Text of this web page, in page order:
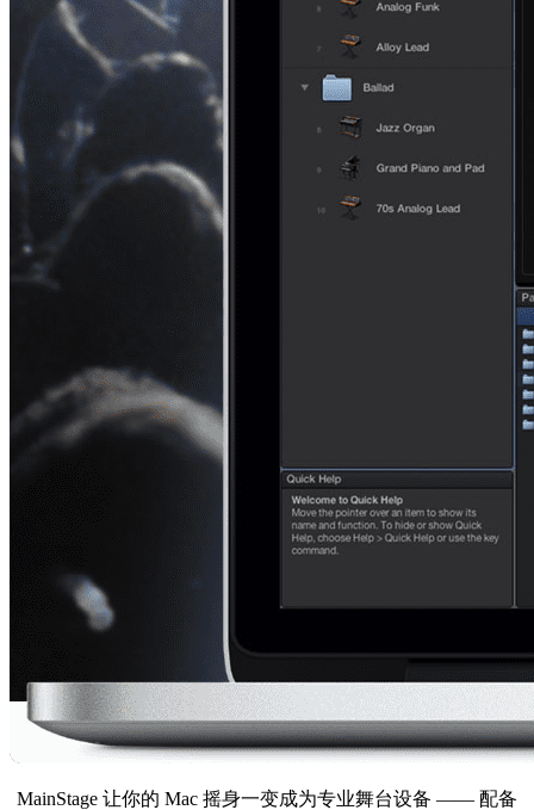
MainStage 让你的 Mac 摇身一变成为专业舞台设备 —— 配备